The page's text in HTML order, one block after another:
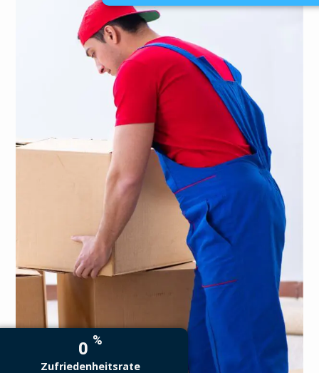
0 %
Zufriedenheitsrate